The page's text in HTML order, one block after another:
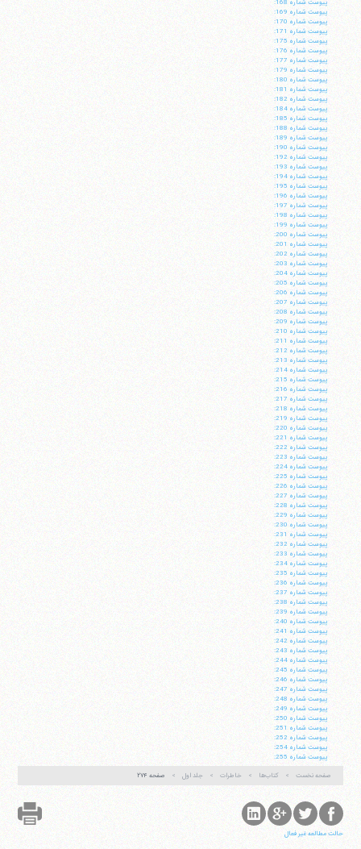
پيوست شماره 168:
پيوست شماره 169:
پيوست شماره 170:
پيوست شماره 171:
پيوست شماره 175:
پيوست شماره 176:
پيوست شماره 177:
پيوست شماره 179:
پيوست شماره 180:
پيوست شماره 181:
پيوست شماره 182:
پيوست شماره 184:
پيوست شماره 185:
پيوست شماره 188:
پيوست شماره 189:
پيوست شماره 190:
پيوست شماره 192:
پيوست شماره 193:
پيوست شماره 194:
پيوست شماره 195:
پيوست شماره 196:
پيوست شماره 197:
پيوست شماره 198:
پيوست شماره 199:
پيوست شماره 200:
پيوست شماره 201:
پيوست شماره 202:
پيوست شماره 203:
پيوست شماره 204:
پيوست شماره 205:
پيوست شماره 206:
پيوست شماره 207:
پيوست شماره 208:
پيوست شماره 209:
پيوست شماره 210:
پيوست شماره 211:
پيوست شماره 212:
پيوست شماره 213:
پيوست شماره 214:
پيوست شماره 215:
پيوست شماره 216:
پيوست شماره 217:
پيوست شماره 218:
پيوست شماره 219:
پيوست شماره 220:
پيوست شماره 221:
پيوست شماره 222:
پيوست شماره 223:
پيوست شماره 224:
پيوست شماره 225:
پيوست شماره 226:
پيوست شماره 227:
پيوست شماره 228:
پيوست شماره 229:
پيوست شماره 230:
پيوست شماره 231:
پيوست شماره 232:
پيوست شماره 233:
پيوست شماره 234:
پيوست شماره 235:
پيوست شماره 236:
پيوست شماره 237:
پيوست شماره 238:
پيوست شماره 239:
پيوست شماره 240:
پيوست شماره 241:
پيوست شماره 242:
پيوست شماره 243:
پيوست شماره 244:
پيوست شماره 245:
پيوست شماره 246:
پيوست شماره 247:
پيوست شماره 248:
پيوست شماره 249:
پيوست شماره 250:
پيوست شماره 251:
پيوست شماره 252:
پيوست شماره 254:
پيوست شماره 255:
صفحه نخست
کتاب‌ها خاطرات جلد اول صفحه ۲۷۴
حالت مطالعه غیر فعال